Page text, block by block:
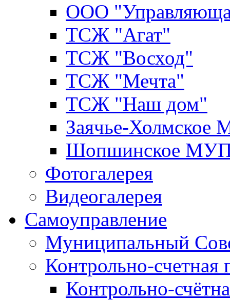
ООО
ТСЖ "Агат"
ТСЖ "Восход"
ТСЖ "Мечта"
ТСЖ "Наш дом"
Заячье-
Шопшинское
Фотогалерея
Видеогалерея
Самоуправление
Муниципальный
Контрольно-счетная
Контрольно-